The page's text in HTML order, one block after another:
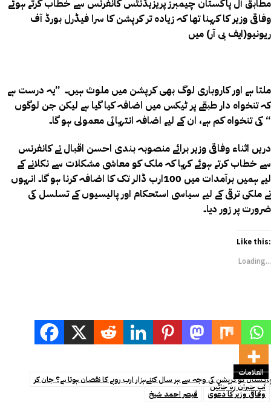
مطابق آل پاکستان چیمبرز پریزیڈنٹس کانفرنس سے خطاب کرتے ہوئے
وفاقی وزیر کا کہنا تھا کہ زیادہ تر کرپشن کا سرا فیڈرل بورڈ آف
ریونیو(ایف بی آر) میں
ملتا ہے اور کاروباری لوگ بھی کرپشن میں ملوث ہیں۔ ”یہ درست ہے
کہ تنخواہ دار طبقے پر ٹیکس میں اضافہ کیا گیا ہے لیکن جن لوگوں
کی تنخواہ کم ہے، ان کے لیے اضافہ انتہائی معمولی ہو گا۔ “
دریں اثناء وفاقی وزیر برائے منصوبہ بندی احسن اقبال نے کانفرنس
سے خطاب کرتے ہوئے کہا کہ ملک کو معاشی مشکلات سے نکلانے کے
لیے ہمیں برآمدات میں 100ارب ڈالر تک کا اضافہ کرنا ہو گا۔ انہوں
نے ملکی ترقی کے لیے سیاسی استحکام اور پالیسیوں کے تسلسل کی
ضرورت پر زور دیا۔
Like this:
Loading...
العلامات
پاکستان کو کرپشن کی وجہ سے ہر سال کتنےہزار ارب روپے کا نقصان ہوتا ہے؟ جان کر
آپ حیران رہ جائیں
قیصر احمد شیخ وفاقی وزیر کا دعویٰ